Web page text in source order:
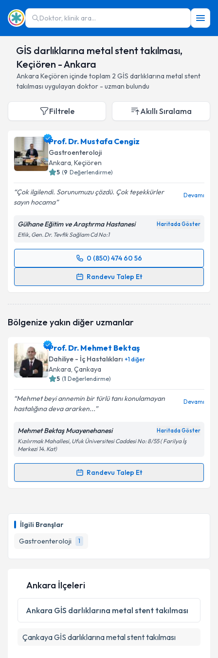
Doktor, klinik ara...
GİS darlıklarına metal stent takılması,
Keçiören - Ankara
Ankara Keçiören içinde toplam 2 GİS darlıklarına metal stent
takılması uygulayan doktor - uzman bulundu
İlgili Branşlar
Gastroenteroloji
1
Filtrele Akıllı Sıralama
Prof. Dr. Mustafa Cengiz
Gastroenteroloji
Ankara, Keçiören
5 (9 Değerlendirme)
Çok ilgilendi. Sorunumuzu çözdü. Çok teşekkürler
sayın hocama
Devamı
Gülhane Eğitim ve Araştırma Hastanesi Haritada Göster
Etlik, Gen. Dr. Tevfik Sağlam Cd No:1
0 (850) 474 60 56
Randevu Talep Et
Randevu Takvimi Talebi
oluşturun. Size bu uzmandan randevu almanız için bir
Kişisel verilerimin işlenmesine ilişkin
Metni'ni okudum ve kişisel verilerimin belirtilen
kapsamda işlenmesini kabul ediyorum.
Takvim Talebini Gönder
Bölgenize yakın diğer uzmanlar
Prof. Dr. Mehmet Bektaş
Dahiliye - İç Hastalıkları +1diğer
Ankara, Çankaya
5 (1 Değerlendirme)
Mehmet beyi annemin bir türlü tanı konulamayan
hastalığına deva ararken...
Devamı
Mehmet Bektaş Muayenehanesi Haritada Göster
Kızılırmak Mahallesi, Ufuk Üniversitesi Caddesi No: 8/55 ( Farilya İş
Merkezi 14. Kat)
Randevu Talep Et
Randevu Takvimi Talebi
takvim hazırlandığında e-posta ile bilgilendireceğiz.
E-posta Adresiniz
Kişisel verilerimin işlenmesine ilişkinAydınlatma
Metni'ni okudum ve kişisel verilerimin belirtilen
kapsamda işlenmesini kabul ediyorum.
Ankara İlçeleri
Ankara GİS darlıklarına metal stent takılması
ÇankayaGİS darlıklarına metal stent takılması